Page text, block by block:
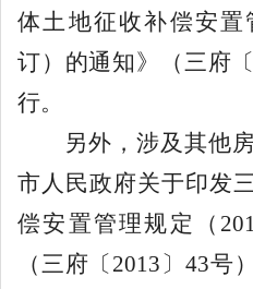
体土地征收补偿安置
订）的通知》（ 三 府〔
行。
另外，涉及其他
市人民政府关于印发
偿安置管理规定（
（ 三 府〔 2013 〕 43号）